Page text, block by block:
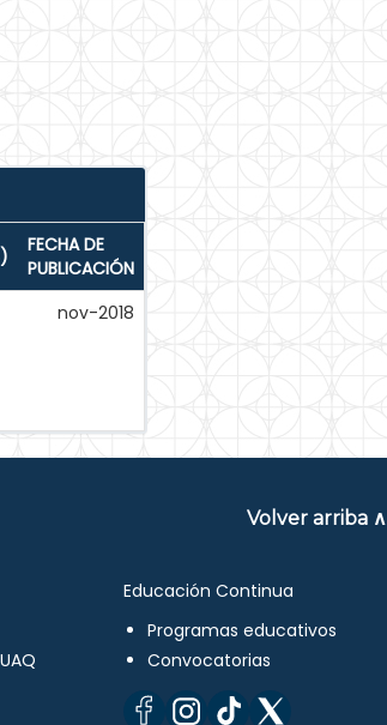
FECHA DE
PUBLICACIÓN
nov-2018
Volver arriba ∧
Educación Continua
Programas educativos
Convocatorias